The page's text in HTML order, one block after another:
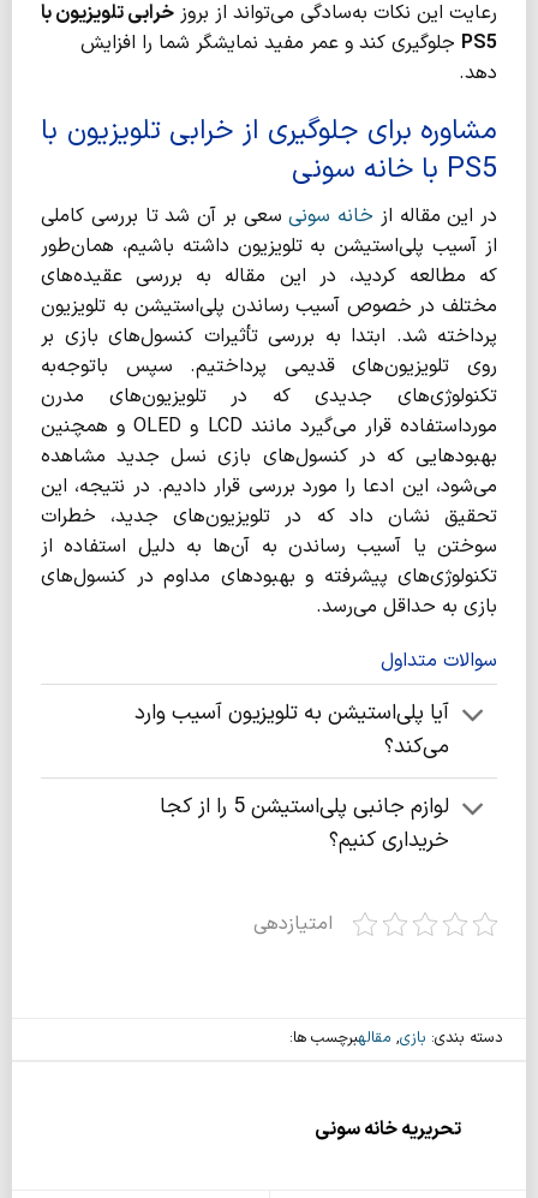
رعایت این نکات به‌سادگی می‌تواند از بروز خرابی تلویزیون با
PS5 جلوگیری کند و عمر مفید نمایشگر شما را افزایش
دهد.
مشاوره برای جلوگیری از خرابی تلویزیون با
PS5 با خانه سونی
در این مقاله از خانه سونیسعی بر آن شد تا بررسی کاملی
از آسیب پلی‌استیشن به تلویزیون داشته باشیم، همان‌طور
که مطالعه کردید، در این مقاله به بررسی عقیده‌های
مختلف در خصوص آسیب رساندن پلی‌استیشن به تلویزیون
پرداخته شد. ابتدا به بررسی تأثیرات کنسول‌های بازی بر
روی تلویزیون‌های قدیمی پرداختیم. سپس باتوجه‌به
تکنولوژی‌های جدیدی که در تلویزیون‌های مدرن
مورداستفاده قرار می‌گیرد مانند LCD و OLED و همچنین
بهبود‌هایی که در کنسول‌های بازی نسل جدید مشاهده
می‌شود، این ادعا را مورد بررسی قرار دادیم. در نتیجه، این
تحقیق نشان داد که در تلویزیون‌های جدید، خطرات
سوختن یا آسیب رساندن به آن‌ها به دلیل استفاده از
تکنولوژی‌های پیشرفته و بهبود‌های مداوم در کنسول‌های
بازی به حداقل می‌رسد.
سوالات متداول
آیا پلی‌استیشن به تلویزیون آسیب وارد
می‌کند؟
لوازم جانبی پلی‌استیشن 5 را از کجا
خریداری کنیم؟
امتیازدهی
دسته بندی: بازی, مقالهبرچسب ها:
تحریریه خانه سونی